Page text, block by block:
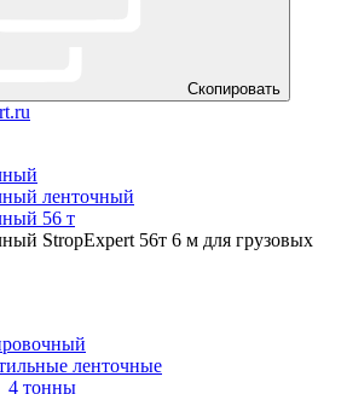
Скопировать
ленточный
56 т
StropExpert 56т 6 м для грузовых
ленточные
4 тонны